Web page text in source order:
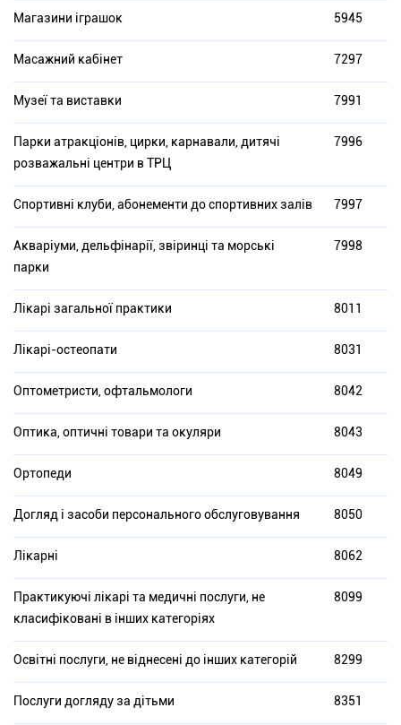
Магазини іграшок 5945
Масажний кабінет 7297
Музеї та виставки 7991
Парки атракціонів, цирки, карнавали, дитячі
розважальні центри в ТРЦ
7996
Спортивні клуби, абонементи до спортивних залів 7997
Акваріуми, дельфінарії, звіринці та морські
парки
7998
Лікарі загальної практики 8011
Лікарі-остеопати 8031
Оптометристи, офтальмологи 8042
Оптика, оптичні товари та окуляри 8043
Ортопеди 8049
Догляд і засоби персонального обслуговування 8050
Лікарні 8062
Практикуючі лікарі та медичні послуги, не
класифіковані в інших категоріях
8099
Освітні послуги, не віднесені до інших категорій 8299
Послуги догляду за дітьми 8351